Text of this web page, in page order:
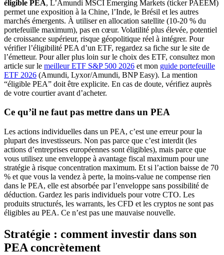
éligible PEA, L’Amundi MSCI Emerging Markets (ticker PAEEM)
permet une exposition à la Chine, l’Inde, le Brésil et les autres
marchés émergents. À utiliser en allocation satellite (10-20 % du
portefeuille maximum), pas en cœur. Volatilité plus élevée, potentiel
de croissance supérieur, risque géopolitique réel à intégrer. Pour
vérifier l’éligibilité PEA d’un ETF, regardez sa fiche sur le site de
l’émetteur. Pour aller plus loin sur le choix des ETF, consultez mon
article sur le meilleur ETF S&P 500 2026 et mon guide portefeuille
ETF 2026 (Amundi, Lyxor/Amundi, BNP Easy). La mention
“éligible PEA” doit être explicite. En cas de doute, vérifiez auprès
de votre courtier avant d’acheter.
Ce qu’il ne faut pas mettre dans un PEA
Les actions individuelles dans un PEA, c’est une erreur pour la
plupart des investisseurs. Non pas parce que c’est interdit (les
actions d’entreprises européennes sont éligibles), mais parce que
vous utilisez une enveloppe à avantage fiscal maximum pour une
stratégie à risque concentration maximum. Et si l’action baisse de 70
% et que vous la vendez à perte, la moins-value ne compense rien
dans le PEA, elle est absorbée par l’enveloppe sans possibilité de
déduction. Gardez les paris individuels pour votre CTO. Les
produits structurés, les warrants, les CFD et les cryptos ne sont pas
éligibles au PEA. Ce n’est pas une mauvaise nouvelle.
Stratégie : comment investir dans son
PEA concrètement